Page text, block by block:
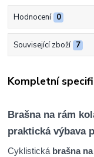
Hodnocení 0
Související zboží 7
Kompletní
Brašna na rám
praktická výbava
Cyklistická brašna